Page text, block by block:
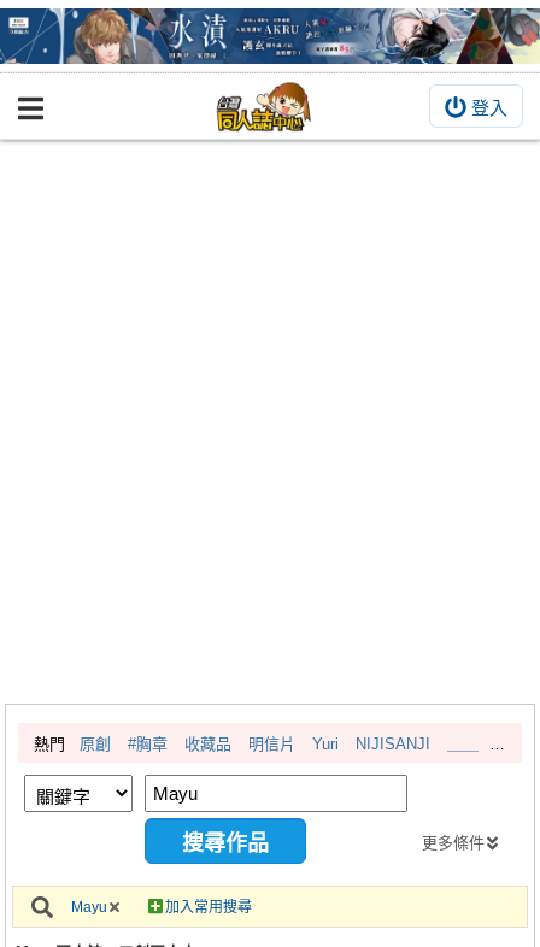
登入
BOOKY書集倉庫
繪圖藝廊
交流中心
攤位轉讓區
會員中心
註冊會員
熱門 原創 #胸章 收藏品 明信片 Yuri NIJISANJI
更多條件
Mayu 加入常用搜尋